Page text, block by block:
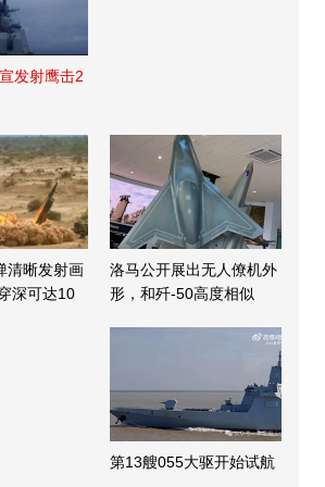
发射鹰击2
清晰发射画
深可达10
洛马公开展出无人僚机外
形，和歼-50高度相似
第13艘055大驱开始试航